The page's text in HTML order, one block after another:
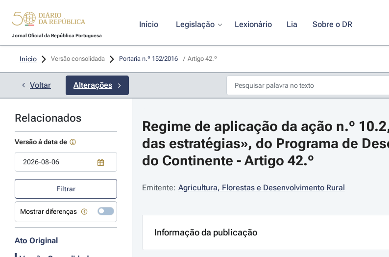
Jornal Oficial da República Portuguesa
Início Legislação Lexionário Lia Sobre o DR
Início Versão consolidada Portaria n.º 152/2016 / Artigo 42.º
Voltar Alterações
Relacionados
Versão à data de
Filtrar
Mostrar diferenças
Ato Original
Regime de aplicação da ação n.º
das estratégias», do Programa de
do Continente - Artigo 42.º
Emitente: Agricultura, Florestas e Desenvolvimento Rural
Informação da publicação